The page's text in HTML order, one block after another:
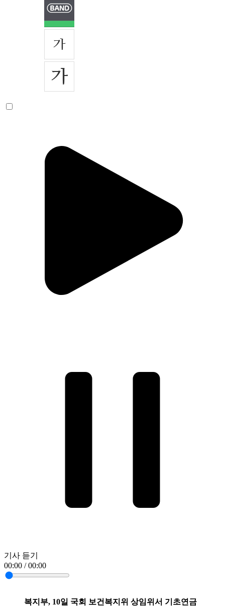
기사 듣기
00:00 / 00:00
복지부, 10일 국회 보건복지위 상임위서 기초연금